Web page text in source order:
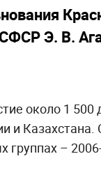
Э. В.
около 1 500
и
–